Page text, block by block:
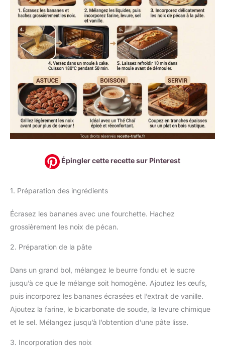
Épingler cette recette sur Pinterest
1. Préparation des ingrédients
Écrasez les bananes avec une fourchette. Hachez
grossièrement les noix de pécan.
2. Préparation de la pâte
Dans un grand bol, mélangez le beurre fondu et le sucre
jusqu’à ce que le mélange soit homogène. Ajoutez les œufs,
puis incorporez les bananes écrasées et l’extrait de vanille.
Ajoutez la farine, le bicarbonate de soude, la levure chimique
et le sel. Mélangez jusqu’à l’obtention d’une pâte lisse.
3. Incorporation des noix